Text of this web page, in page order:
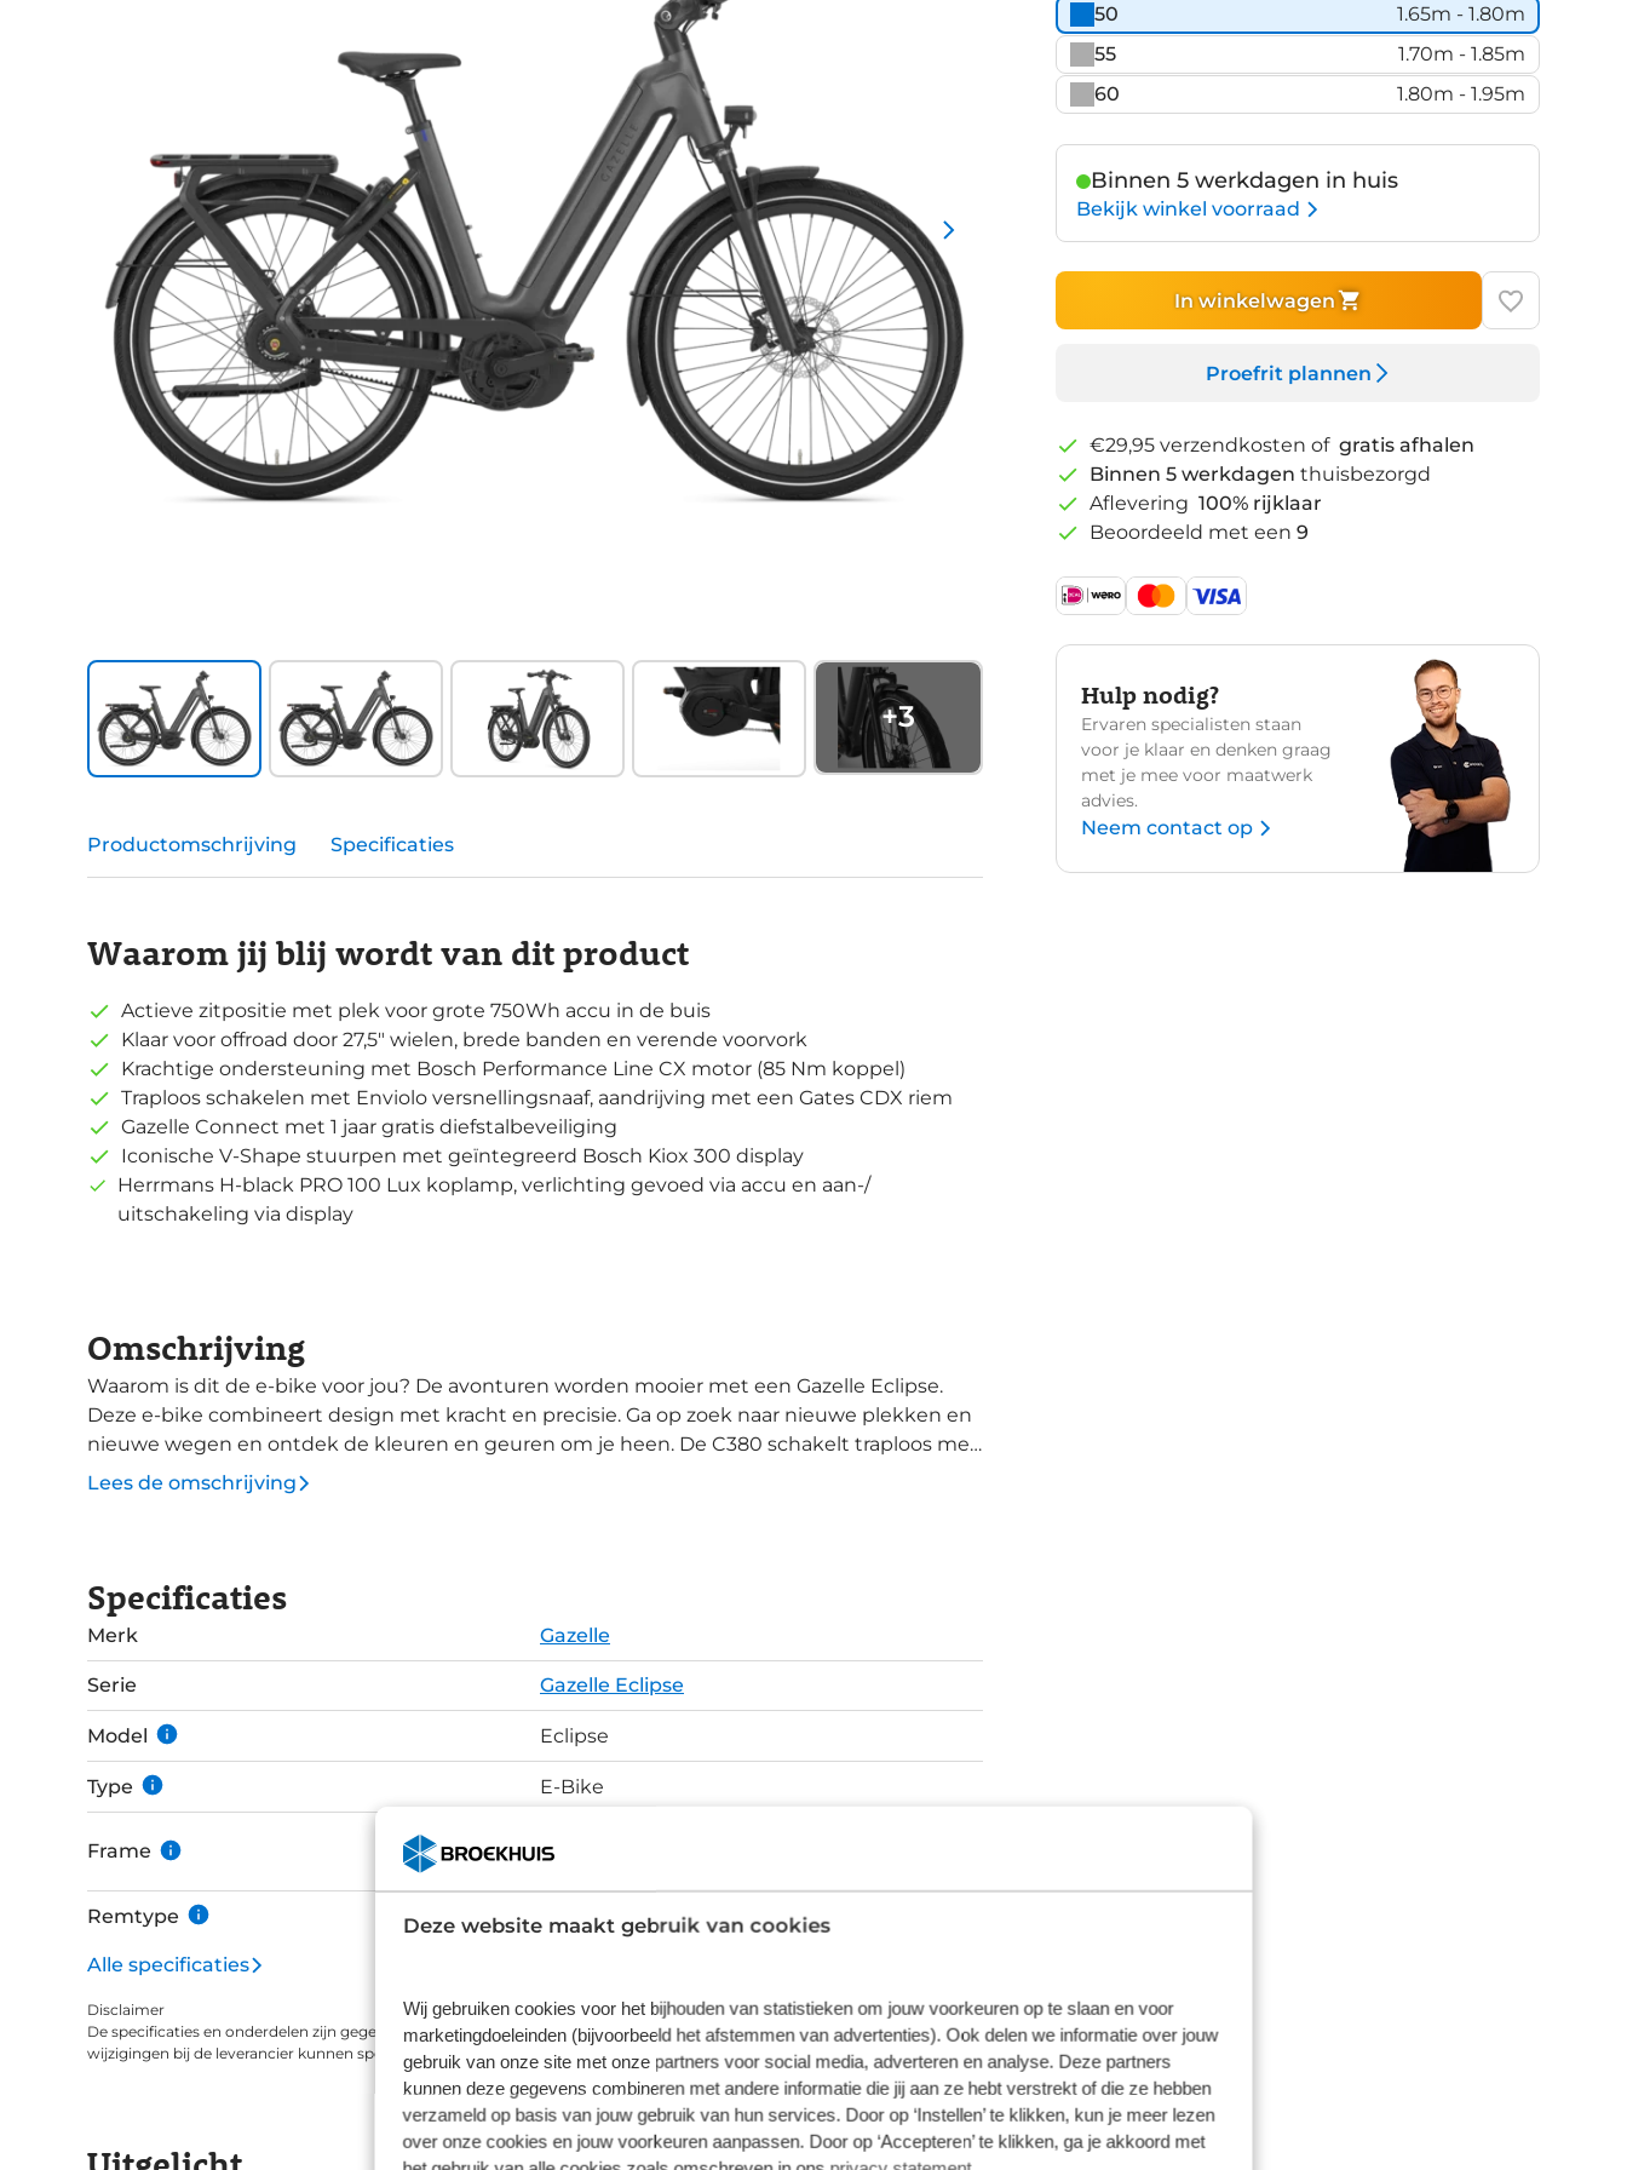
Deze website maakt gebruik van cookies
Wij gebruiken cookies voor het bijhouden van statistieken om jouw voorkeuren op te slaan en voor
marketingdoeleinden (bijvoorbeeld het afstemmen van advertenties). Ook delen we informatie over jouw
gebruik van onze site met onze partners voor social media, adverteren en analyse. Deze partners
kunnen deze gegevens combineren met andere informatie die jij aan ze hebt verstrekt of die ze hebben
verzameld op basis van jouw gebruik van hun services. Door op ‘Instellen’ te klikken, kun je meer lezen
over onze cookies en jouw voorkeuren aanpassen. Door op ‘Accepteren’ te klikken, ga je akkoord met
+3
50
1.65m - 1.80m
55
1.70m - 1.85m
60
1.80m - 1.95m
Binnen 5 werkdagen in huis
Bekijk winkel voorraad
In winkelwagen
Proefrit plannen
€29,95 verzendkosten of gratis afhalen
Binnen 5 werkdagen thuisbezorgd
Aflevering 100% rijklaar
Beoordeeld met een 9
Hulp nodig?
Ervaren specialisten staan
voor je klaar en denken graag
met je mee voor maatwerk
advies.
Neem contact op
Productomschrijving Specificaties
Waarom jij blij wordt van dit product
Actieve zitpositie met plek voor grote 750Wh accu in de buis
Klaar voor offroad door 27,5" wielen, brede banden en verende voorvork
Krachtige ondersteuning met Bosch Performance Line CX motor (85 Nm koppel)
Traploos schakelen met Enviolo versnellingsnaaf, aandrijving met een Gates CDX riem
Gazelle Connect met 1 jaar gratis diefstalbeveiliging
Iconische V-Shape stuurpen met geïntegreerd Bosch Kiox 300 display
Herrmans H-black PRO 100 Lux koplamp, verlichting gevoed via accu en aan-/
uitschakeling via display
Omschrijving
Waarom is dit de e-bike voor jou? De avonturen worden mooier met een Gazelle Eclipse.
Deze e-bike combineert design met kracht en precisie. Ga op zoek naar nieuwe plekken en
nieuwe wegen en ontdek de kleuren en geuren om je heen. De C380 schakelt traploos met
een Enviolo versnellingsnaaf, waarmee je ook in stilstand kunt schakelen. Met een Gates
lange ritten zonder tussenstop te ondersteunen. Op het Kiox 300 display, dat fraai
geïntegreerd is in de V-shape stuurpen, lees je alle e-bike- en ritgegevens eenvoudig af. Het
display wordt bediend met een LED-remote en is te koppelen aan de Bosch e-Bike Flow
app voor maximale functionaliteit. De 27,5" wielen met extra brede e-bike specifieke
Schwalbe banden rollen met gemak over oneffenheden en offroadwegen. De Suntour
Mobie verende voorvork absorbeert daarnaast de hobbels, zodat je geniet van optimaal
comfort. Voor je eigen gemoedsrust is de Eclipse C380 uitgerust met Gazelle Connect,
inclusief 1 jaar gratis diefstalverzekering en opsporingsservice. De e-bike is altijd te traceren
Lees de omschrijving
Specificaties
Merk Gazelle
Serie Gazelle Eclipse
Model Eclipse
Type E-Bike
Frame
70.5° balhoofdhoek
Remtype Schijfremmen
Alle specificaties
Disclaimer
De specificaties en onderdelen zijn gegeven op basis van aanlevering van de leverancier. Op basis van beschikbaarheid of
wijzigingen bij de leverancier kunnen specificaties afwijken.